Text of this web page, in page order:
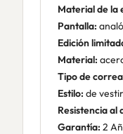
Material de la
Pantalla:
Edición
Material:
Tipo de
Estilo: de vestir
Resistencia al
Garantía: 2